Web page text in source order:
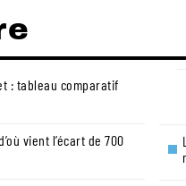
: tableau comparatif
vient l’écart de 700